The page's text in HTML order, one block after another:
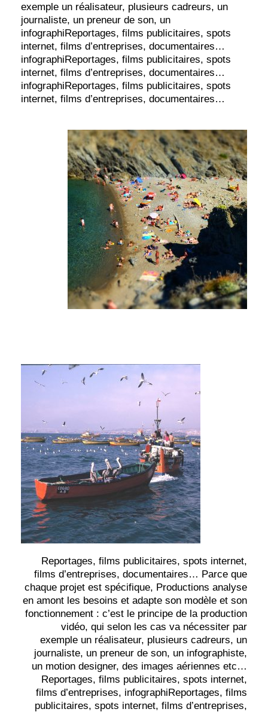
exemple un réalisateur, plusieurs cadreurs, un
journaliste, un preneur de son, un
infographiReportages, films publicitaires, spots
internet, films d’entreprises, documentaires…
infographiReportages, films publicitaires, spots
internet, films d’entreprises, documentaires…
infographiReportages, films publicitaires, spots
internet, films d’entreprises, documentaires…
Reportages, films publicitaires, spots internet,
films d’entreprises, documentaires… Parce que
chaque projet est spécifique, Productions analyse
en amont les besoins et adapte son modèle et son
fonctionnement : c’est le principe de la production
vidéo, qui selon les cas va nécessiter par
exemple un réalisateur, plusieurs cadreurs, un
journaliste, un preneur de son, un infographiste,
un motion designer, des images aériennes etc…
Reportages, films publicitaires, spots internet,
films d’entreprises, infographiReportages, films
publicitaires, spots internet, films d’entreprises,